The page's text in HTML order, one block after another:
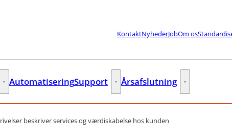
KontaktNyhederJobOm os
Fleks og barsel - Flere links
AutomatiseringSupport Support - Flere links
Årsafslutning Årsafslutning -
beskriver services og værdiskabelse hos kunden